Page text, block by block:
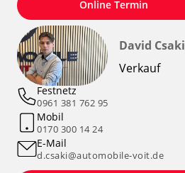
Online Termin
David Csaki
Verkauf
Festnetz
0961 381 762 95
Mobil
0170 300 14 24
E-Mail
d.csaki@automobile-voit.de